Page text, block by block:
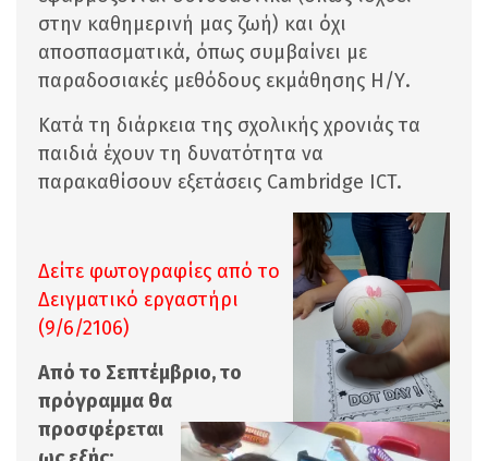
στην καθημερινή μας ζωή) και όχι
αποσπασματικά, όπως συμβαίνει με
παραδοσιακές μεθόδους εκμάθησης Η/Υ.
Κατά τη διάρκεια της σχολικής χρονιάς τα
παιδιά έχουν τη δυνατότητα να
παρακαθίσουν εξετάσεις Cambridge ICT.
Δείτε φωτογραφίες από το
Δειγματικό εργαστήρι
(9/6/2106)
Από το Σεπτέμβριο, το
πρόγραμμα θα
προσφέρεται